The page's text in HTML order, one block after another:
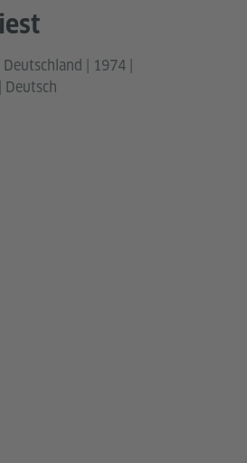
| 1974 |
Deutsch